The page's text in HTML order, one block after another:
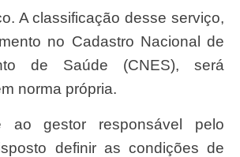
no Cadastro Nacional de
de Saúde (CNES), será
norma própria.
definir as condições de